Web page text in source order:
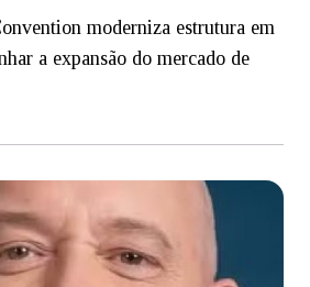
moderniza estrutura em
a expansão do mercado de